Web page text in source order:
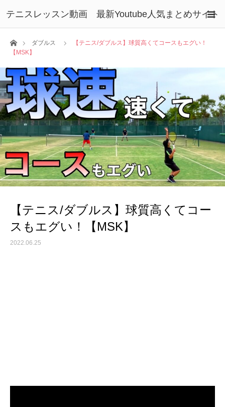
テニスレッスン動画 最新Youtube人気まとめサイト
ホームダブルス
【テニス/ダブルス】球質高くてコースもエグい！
【MSK】
【テニス/ダブルス】球質高くてコー
スもエグい！【MSK】
2022.06.25